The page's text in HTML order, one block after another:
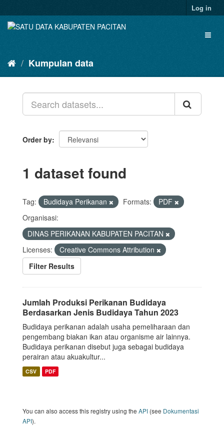
to
content
Log in
Kumpulan data
Order by
1 dataset found
Tag: Budidaya Perikanan Formats:
PDF
Organisasi:
DINAS PERIKANAN KABUPATEN PACITAN
Licenses:
Creative Commons Attribution
Filter Results
Jumlah Produksi Perikanan Budidaya
Berdasarkan Jenis Budidaya Tahun 2023
Budidaya perikanan adalah usaha pemeliharaan dan
pengembang biakan ikan atau organisme air lainnya.
Budidaya perikanan disebut juga sebagai budidaya
perairan atau akuakultur...
CSV PDF
You can also access this registry using the API (see Dokumentasi
API).